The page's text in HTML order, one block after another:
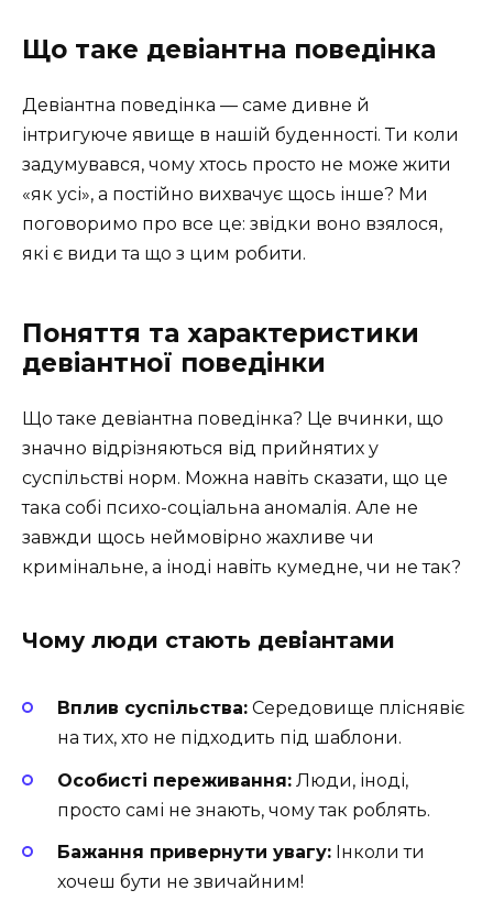
Що таке девіантна поведінка
Девіантна поведінка — саме дивне й
інтригуюче явище в нашій буденності. Ти коли
задумувався, чому хтось просто не може жити
«як усі», а постійно вихвачує щось інше? Ми
поговоримо про все це: звідки воно взялося,
які є види та що з цим робити.
Поняття та характеристики
девіантної поведінки
Що таке девіантна поведінка? Це вчинки, що
значно відрізняються від прийнятих у
суспільстві норм. Можна навіть сказати, що це
така собі психо-соціальна аномалія. Але не
завжди щось неймовірно жахливе чи
кримінальне, а іноді навіть кумедне, чи не так?
Чому люди стають девіантами
Вплив суспільства: Середовище пліснявіє
на тих, хто не підходить під шаблони.
Особисті переживання: Люди, іноді,
просто самі не знають, чому так роблять.
Бажання привернути увагу: Інколи ти
хочеш бути не звичайним!